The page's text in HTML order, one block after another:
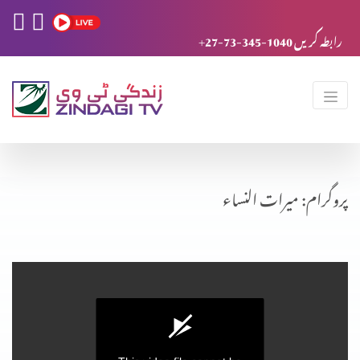
+27-73-345-1040 رابطہ کریں
پروگرام: میرات النساء